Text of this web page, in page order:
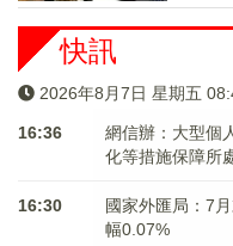
快訊
2026年8月7日 星期五
16:36
網信辦：大型個
化等措施保障所
16:30
國家外匯局：7
幅0.07%